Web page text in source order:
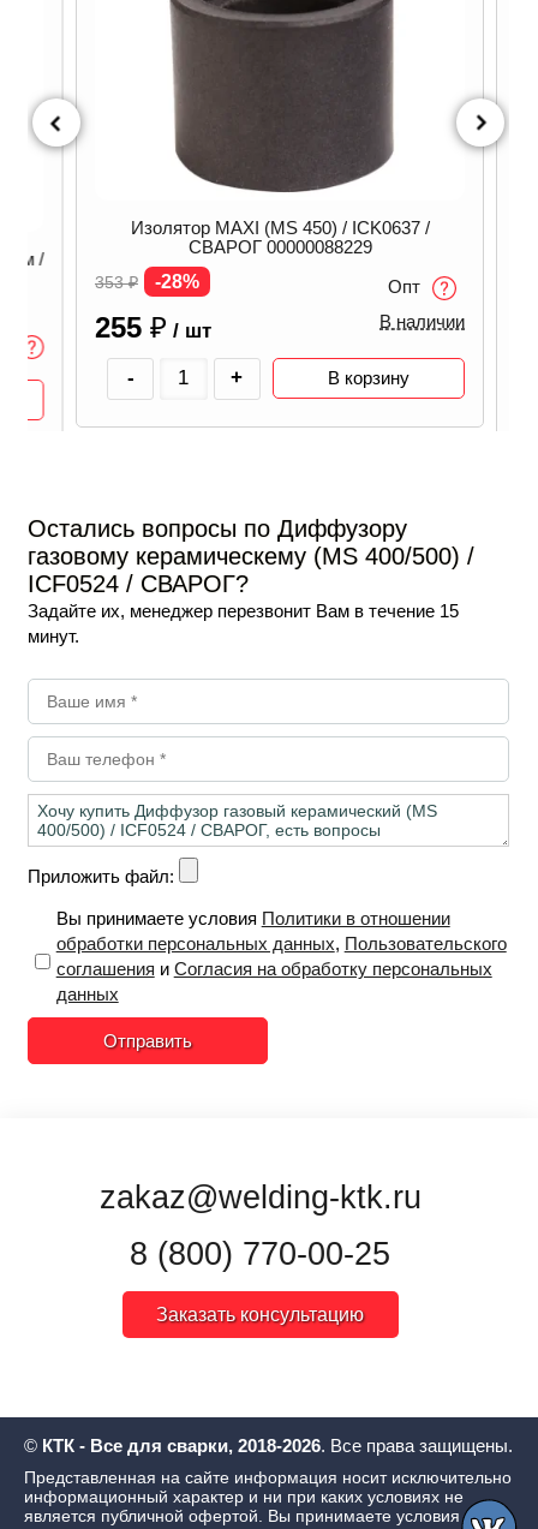
/
Изолятор MAXI (MS 450) / ICK0637 /
СВАРОГ 00000088229
353₽ -28%
255₽/ шт
Опт
В наличии
+ В корзину
Остались вопросы по Диффузору
газовому керамическему (MS 400/500) /
ICF0524 / СВАРОГ?
Задайте их, менеджер перезвонит Вам в течение 15
минут.
Приложить файл:
Вы принимаете условия Политики в отношении
обработки персональных данных, Пользовательского
соглашения и Согласия на обработку персональных
данных
Отправить
zakaz@welding-ktk.ru
8 (800) 770-00-25
Заказать консультацию
© КТК - Все для сварки, 2018-2026. Все права защищены.
Представленная на сайте информация носит исключительно
информационный характер и ни при каких условиях не
является публичной офертой. Вы принимаете условия